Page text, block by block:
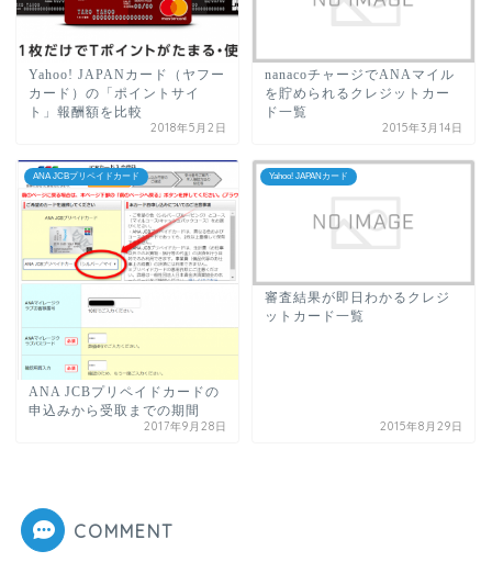
Yahoo! JAPANカード（ヤフー
カード）の「ポイントサイ
ト」報酬額を比較
2018年5月2日
nanacoチャージでANAマイル
を貯められるクレジットカー
ド一覧
2015年3月14日
ANA JCBプリペイドカード
ANA JCBプリペイドカードの
申込みから受取までの期間
2017年9月28日
Yahoo! JAPANカード
審査結果が即日わかるクレジ
ットカード一覧
2015年8月29日
COMMENT